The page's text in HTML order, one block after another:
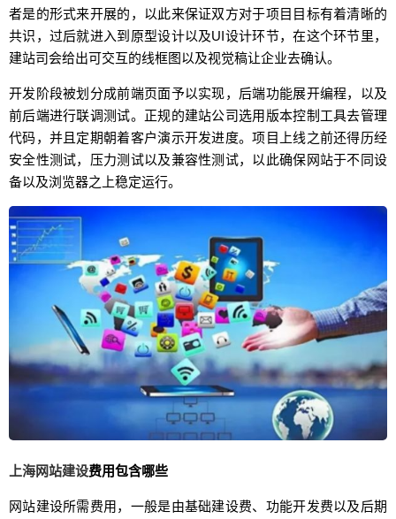
者是的形式来开展的，以此来保证双方对于项目目标有着清晰的
共识，过后就进入到原型设计以及UI设计环节，在这个环节里，
建站司会给出可交互的线框图以及视觉稿让企业去确认。
开发阶段被划分成前端页面予以实现，后端功能展开编程，以及
前后端进行联调测试。正规的建站公司选用版本控制工具去管理
代码，并且定期朝着客户演示开发进度。项目上线之前还得历经
安全性测试，压力测试以及兼容性测试，以此确保网站于不同设
备以及浏览器之上稳定运行。
上海网站建设费用包含哪些
网站建设所需费用，一般是由基础建设费、功能开发费以及后期